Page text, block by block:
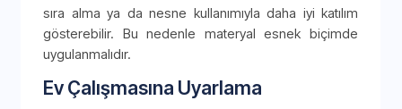
sıra alma ya da nesne kullanımıyla daha iyi katılım
gösterebilir. Bu nedenle materyal esnek biçimde
uygulanmalıdır.
Ev Çalışmasına Uyarlama